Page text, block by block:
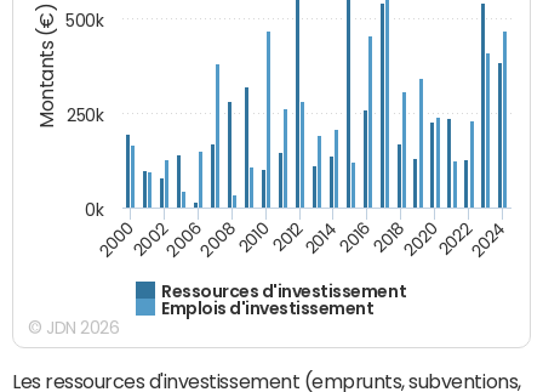
Montants (€)
Ressources d'investissement
Emplois d'investissement
200020022006200820102012201420162018202020222024
0k
250k
500k
© JDN 2026
Les ressources d'investissement (emprunts, subventions,